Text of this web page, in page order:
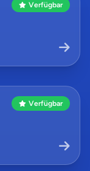
Verfügbar
Verfügbar